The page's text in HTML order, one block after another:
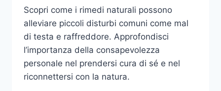
Scopri come i rimedi naturali possono
alleviare piccoli disturbi comuni come mal
di testa e raffreddore. Approfondisci
l’importanza della consapevolezza
personale nel prendersi cura di sé e nel
riconnettersi con la natura.